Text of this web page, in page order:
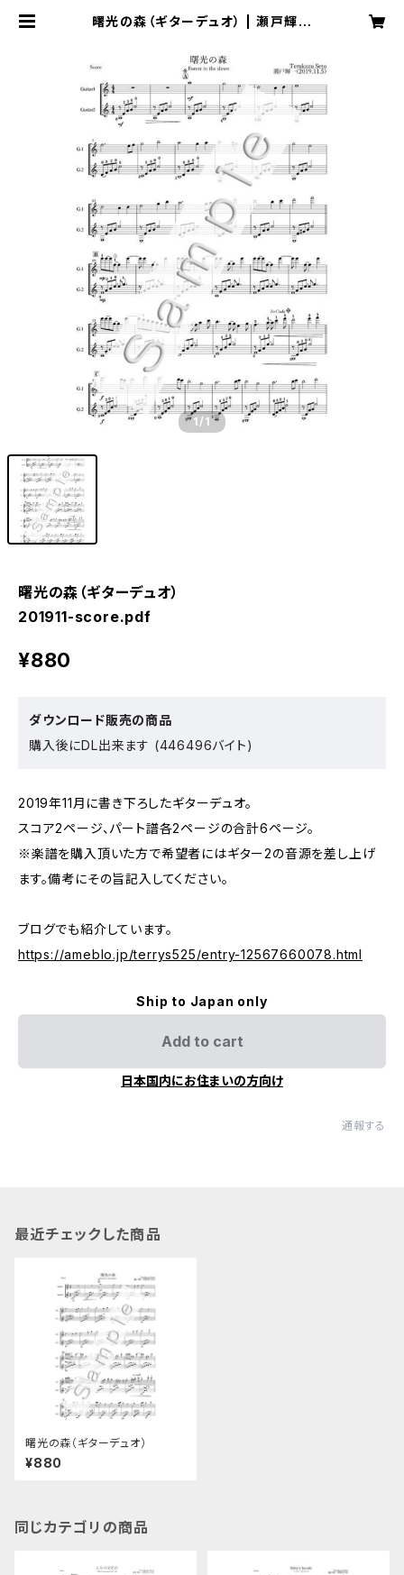
曙光の森（ギターデュオ） | 瀬戸輝一
1 /1
曙光の森（ギターデュオ）
201911-score.pdf
¥880
ダウンロード販売の商品
購入後にDL出来ます (446496バイト)
2019年11月に書き下ろしたギターデュオ。
スコア2ページ、パート譜各2ページの合計6ページ。
※楽譜を購入頂いた方で希望者にはギター2の音源を差し上げ
ます。備考にその旨記入してください。
ブログでも紹介しています。
https://ameblo.jp/terrys525/entry-12567660078.html
Ship to Japan only
Add to cart
日本国内にお住まいの方向け
通報する
最近チェックした商品
曙光の森（ギターデュオ）
¥880
同じカテゴリの商品